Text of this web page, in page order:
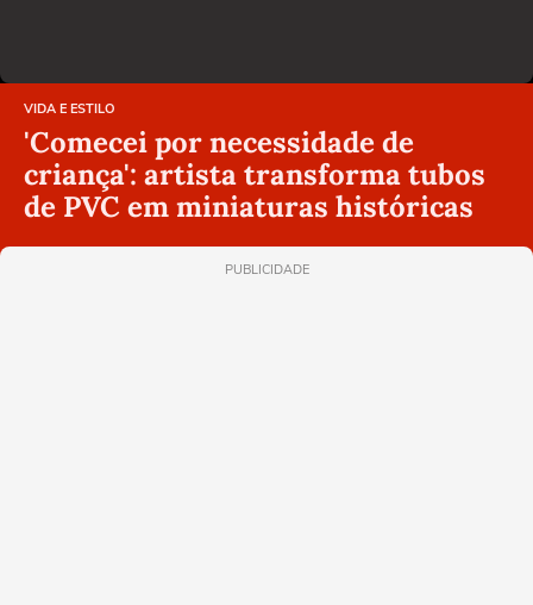
VIDA E ESTILO
'Comecei por necessidade de
criança': artista transforma tubos
de PVC em miniaturas históricas
PUBLICIDADE